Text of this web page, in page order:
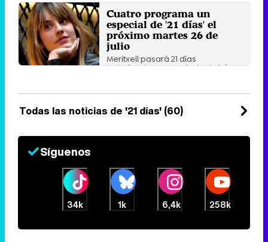
Sábado 16 Septiembre 2017 10:40
Cuatro programa un
especial de '21 días' el
próximo martes 26 de
julio
Meritxell pasará 21 días
trabajando como criada de lujo
Todas las noticias de '21 días' (60)
Síguenos
34k 1k 6,4k 258k